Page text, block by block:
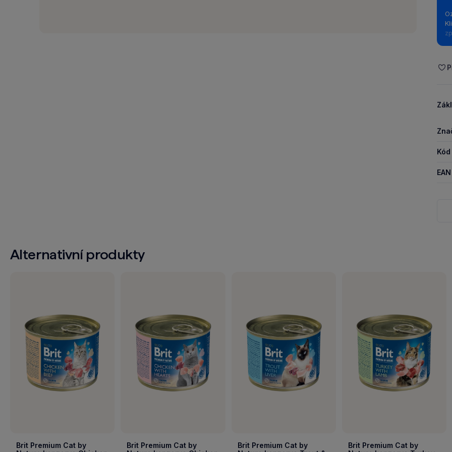
EAN
Alternativní produkty
Brit Premium Cat by
Brit Premium Cat by
Brit Premium Cat by
Brit Premium Cat by